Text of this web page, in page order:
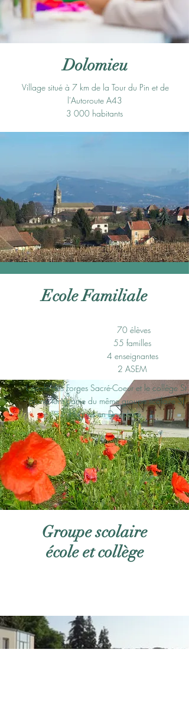
Dolomieu
Village situé à 7 km de la Tour du Pin et de
l'Autoroute A43
3 000 habitants
Groupe scolaire
école et collège
Ecole Familiale
70 élèves
55 familles
4 enseignantes
2 ASEM
L'école des Forges Sacré-Coeur et le collège St
Bruno font partie du même groupe scolaire St
Hugues en Dauphiné.